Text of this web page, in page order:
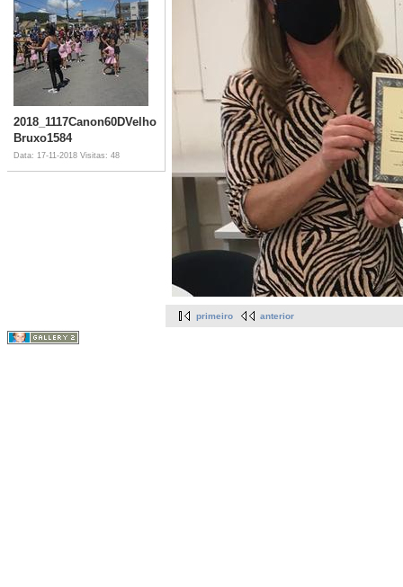
2018_1117Canon60DVelho
Bruxo1584
Data: 17-11-2018 Visitas: 48
primeiro anterior